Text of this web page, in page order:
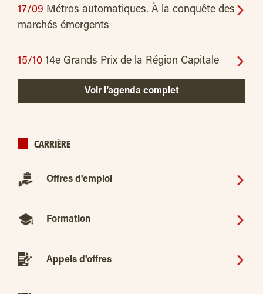
17/09 Métros automatiques. À la conquête des
marchés émergents
15/10 14e Grands Prix de la Région Capitale
Voir l’agenda complet
CARRIÈRE
Offres d'emploi
Formation
Appels d'offres